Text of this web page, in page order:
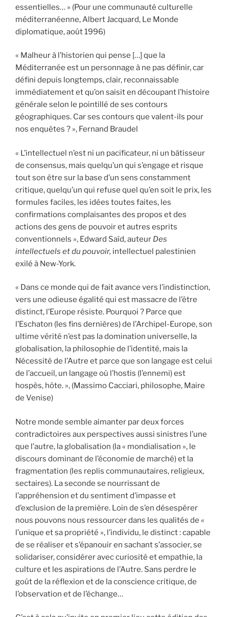
essentielles… » (Pour une communauté culturelle
méditerranéenne, Albert Jacquard, Le Monde
diplomatique, août 1996)
« Malheur à l’historien qui pense […] que la
Méditerranée est un personnage à ne pas définir, car
défini depuis longtemps, clair, reconnaissable
immédiatement et qu’on saisit en découpant l’histoire
générale selon le pointillé de ses contours
géographiques. Car ses contours que valent-ils pour
nos enquêtes ? », Fernand Braudel
« L’intellectuel n’est ni un pacificateur, ni un bâtisseur
de consensus, mais quelqu’un qui s’engage et risque
tout son être sur la base d’un sens constamment
critique, quelqu’un qui refuse quel qu’en soit le prix, les
formules faciles, les idées toutes faites, les
confirmations complaisantes des propos et des
actions des gens de pouvoir et autres esprits
conventionnels », Edward Saïd, auteur Des
intellectuels et du pouvoir, intellectuel palestinien
exilé à New-York.
« Dans ce monde qui de fait avance vers l’indistinction,
vers une odieuse égalité qui est massacre de l’être
distinct, l’Europe résiste. Pourquoi ? Parce que
l’Eschaton (les fins dernières) de l’Archipel-Europe, son
ultime vérité n’est pas la domination universelle, la
globalisation, la philosophie de l’identité, mais la
Nécessité de l’Autre et parce que son langage est celui
de l’accueil, un langage où l’hostis (l’ennemi) est
hospès, hôte. », (Massimo Cacciari, philosophe, Maire
de Venise)
Notre monde semble aimanter par deux forces
contradictoires aux perspectives aussi sinistres l’une
que l’autre, la globalisation (la « mondialisation », le
discours dominant de l’économie de marché) et la
fragmentation (les replis communautaires, religieux,
sectaires). La seconde se nourrissant de
l’appréhension et du sentiment d’impasse et
d’exclusion de la première. Loin de s’en désespérer
nous pouvons nous ressourcer dans les qualités de «
l’unique et sa propriété », l’individu, le distinct : capable
de se réaliser et s’épanouir en sachant s’associer, se
solidariser, considérer avec curiosité et empathie, la
culture et les aspirations de l’Autre. Sans perdre le
goût de la réflexion et de la conscience critique, de
l’observation et de l’échange…